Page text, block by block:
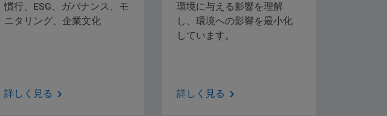
慣行、ESG、ガバナンス、モ
ニタリング、企業文化
詳しく見る
環境に与える影響を理解
し、環境への影響を最小化
しています。
詳しく見る